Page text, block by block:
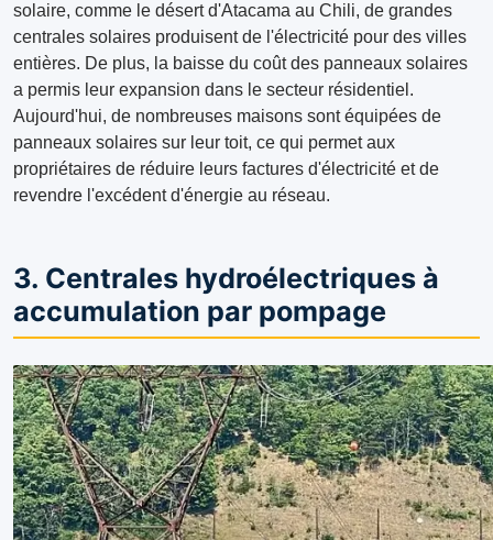
solaire, comme le désert d'Atacama au Chili, de grandes
centrales solaires produisent de l'électricité pour des villes
entières. De plus, la baisse du coût des panneaux solaires
a permis leur expansion dans le secteur résidentiel.
Aujourd'hui, de nombreuses maisons sont équipées de
panneaux solaires sur leur toit, ce qui permet aux
propriétaires de réduire leurs factures d'électricité et de
revendre l'excédent d'énergie au réseau.
3. Centrales hydroélectriques à
accumulation par pompage